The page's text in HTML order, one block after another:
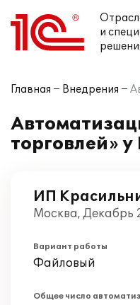
и
Главная Внедрения
торговлей»
ИП
Москва, Декабрь
Вариант работы
Файловый
Общее число